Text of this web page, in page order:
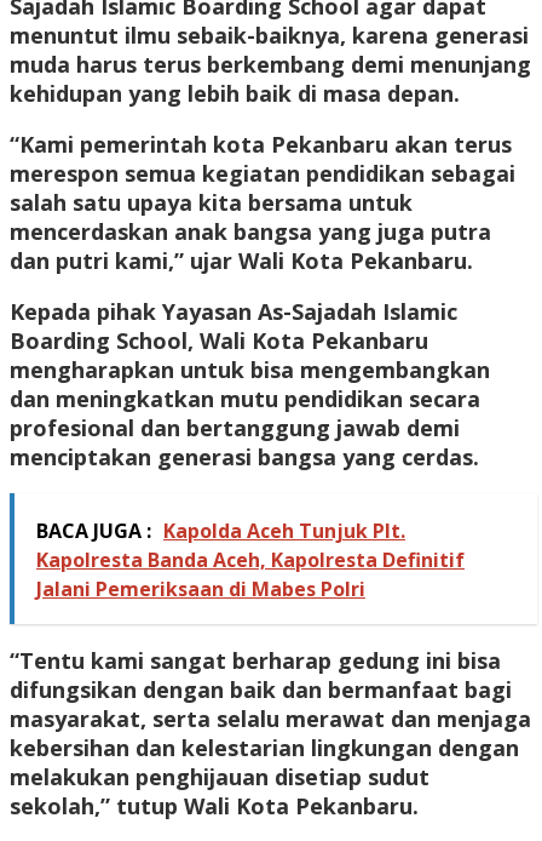
Sajadah Islamic Boarding School agar dapat
menuntut ilmu sebaik-baiknya, karena generasi
muda harus terus berkembang demi menunjang
kehidupan yang lebih baik di masa depan.
“Kami pemerintah kota Pekanbaru akan terus
merespon semua kegiatan pendidikan sebagai
salah satu upaya kita bersama untuk
mencerdaskan anak bangsa yang juga putra
dan putri kami,” ujar Wali Kota Pekanbaru.
Kepada pihak Yayasan As-Sajadah Islamic
Boarding School, Wali Kota Pekanbaru
mengharapkan untuk bisa mengembangkan
dan meningkatkan mutu pendidikan secara
profesional dan bertanggung jawab demi
menciptakan generasi bangsa yang cerdas.
BACA JUGA : Kapolda Aceh Tunjuk Plt.
Kapolresta Banda Aceh, Kapolresta Definitif
Jalani Pemeriksaan di Mabes Polri
“Tentu kami sangat berharap gedung ini bisa
difungsikan dengan baik dan bermanfaat bagi
masyarakat, serta selalu merawat dan menjaga
kebersihan dan kelestarian lingkungan dengan
melakukan penghijauan disetiap sudut
sekolah,” tutup Wali Kota Pekanbaru.